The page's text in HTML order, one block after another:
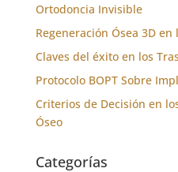
Ortodoncia Invisible
Regeneración Ósea 3D en
Claves del éxito en los
Protocolo BOPT Sobre
Criterios de Decisión en
Óseo
Categorías